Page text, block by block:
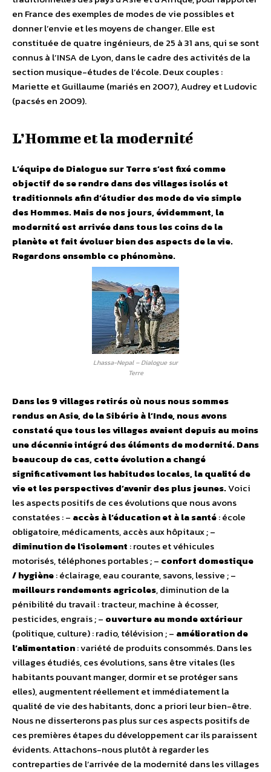
en France des exemples de modes de vie possibles et
donner l’envie et les moyens de changer. Elle est
constituée de quatre ingénieurs, de 25 à 31 ans, qui se sont
connus à l’INSA de Lyon, dans le cadre des activités de la
section musique-études de l’école. Deux couples :
Mariette et Guillaume (mariés en 2007), Audrey et Ludovic
(pacsés en 2009).
L’Homme et la modernité
L’équipe de Dialogue sur Terre s’est fixé comme
objectif de se rendre dans des villages isolés et
traditionnels afin d’étudier des mode de vie simple
des Hommes. Mais de nos jours, évidemment, la
modernité est arrivée dans tous les coins de la
planète et fait évoluer bien des aspects de la vie.
Regardons ensemble ce phénomène.
Lhassa-Nepal – Dialogue sur
Terre
Dans les 9 villages retirés où nous nous sommes
rendus en Asie, de la Sibérie à l’Inde, nous avons
constaté que tous les villages avaient depuis au moins
une décennie intégré des éléments de modernité. Dans
beaucoup de cas, cette évolution a changé
significativement les habitudes locales, la qualité de
vie et les perspectives d’avenir des plus jeunes.Voici
les aspects positifs de ces évolutions que nous avons
constatées : – accès à l’éducation et à la santé: école
obligatoire, médicaments, accès aux hôpitaux ; –
diminution de l’isolement : routes et véhicules
motorisés, téléphones portables ; – confort domestique
/ hygiène: éclairage, eau courante, savons, lessive ; –
meilleurs rendements agricoles, diminution de la
pénibilité du travail : tracteur, machine à écosser,
pesticides, engrais ; – ouverture au monde extérieur
(politique, culture) : radio, télévision ; – amélioration de
l’alimentation: variété de produits consommés. Dans les
villages étudiés, ces évolutions, sans être vitales (les
habitants pouvant manger, dormir et se protéger sans
elles), augmentent réellement et immédiatement la
qualité de vie des habitants, donc a priori leur bien-être.
Nous ne disserterons pas plus sur ces aspects positifs de
ces premières étapes du développement car ils paraissent
évidents. Attachons-nous plutôt à regarder les
contreparties de l’arrivée de la modernité dans les villages